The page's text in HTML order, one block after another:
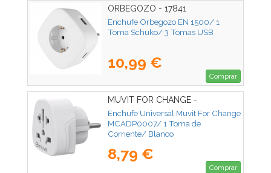
ORBEGOZO - 17841
Enchufe Orbegozo EN 1500/ 1
Toma Schuko/ 3 Tomas USB
10,99 €
Comprar
MUVIT FOR CHANGE -
MCADP0007
Enchufe Universal Muvit For Change
MCADP0007/ 1 Toma de
Corriente/ Blanco
8,79 €
Comprar